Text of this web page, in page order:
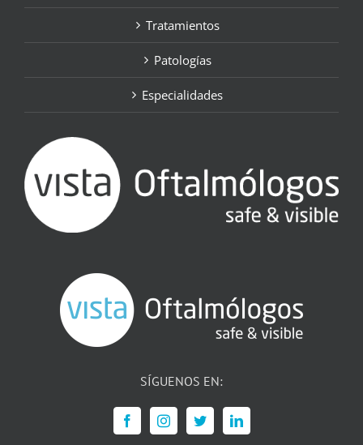
Tratamientos
Patologías
Especialidades
SÍGUENOS EN: